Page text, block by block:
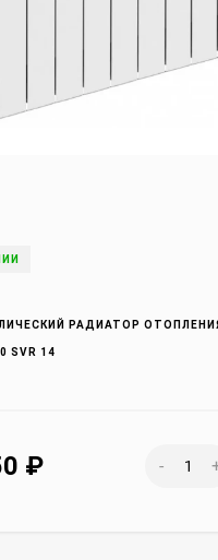
РАДИАТОР ОТОПЛЕНИЯ
SVR 14
₽ -